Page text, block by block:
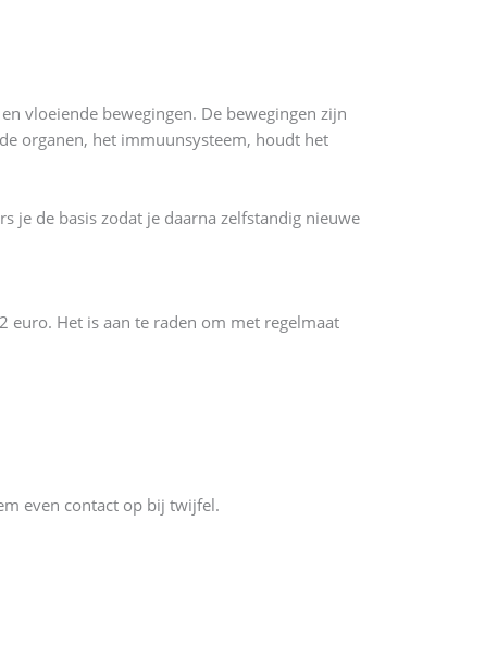
vloeiende bewegingen. De bewegingen zijn
organen, het immuunsysteem, houdt het
je de basis zodat je daarna zelfstandig nieuwe
euro. Het is aan te raden om met regelmaat
even contact op bij twijfel.